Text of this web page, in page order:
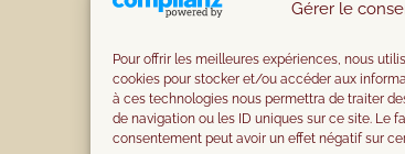
Gérer le
Pour offrir les meilleures expériences, nous
cookies pour stocker et/ou accéder aux
à ces technologies nous permettra de traiter
de navigation ou les ID uniques sur ce site. Le
consentement peut avoir un effet négatif sur